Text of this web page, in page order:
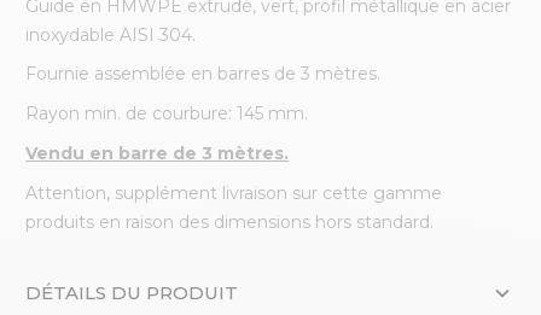
Guide en HMWPE extrudé, vert, profil métallique en acier
inoxydable AISI 304.
Fournie assemblée en barres de 3 mètres.
Rayon min. de courbure: 145 mm.
Vendu en barre de 3 mètres.
Attention, supplément livraison sur cette gamme
produits en raison des dimensions hors standard.
DÉTAILS DU PRODUIT